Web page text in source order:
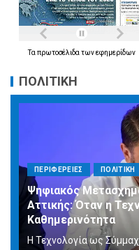
Τα πρωτοσέλιδα τωνεφημερίδων
ΠΟΛΙΤΙΚΗ
ΠΕΡΙΦΕΡΕΙΕΣ ΠΟΛΙΤΙΚΗ
Ψηφιακός
Αττικής: Όταν η
Καθημερινότητα
Η Τεχνολογία ως